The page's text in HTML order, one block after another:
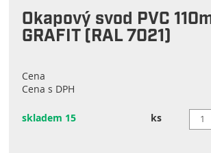
Okapový svod PVC
GRAFIT (RAL 7021)
Cena
Cena s DPH
skladem 15 ks